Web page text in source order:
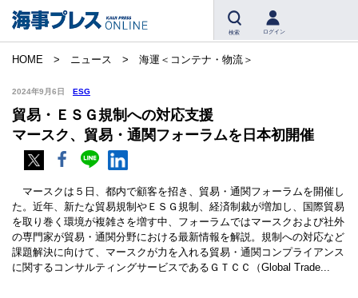
検索 ログイン
HOME ニュース 海運＜コンテナ・物流＞
2024年9月6日 ESG
貿易・ＥＳＧ規制への対応支援
マースク、貿易・通関フォーラムを日本初開催
マースクは５日、都内で顧客を招き、貿易・通関フォーラムを開催し
た。近年、新たな貿易規制やＥＳＧ規制、経済制裁が増加し、国際貿易
を取り巻く環境が複雑さを増す中、フォーラムではマースクおよび社外
の専門家が貿易・通関分野における最新情報を解説。規制への対応など
課題解決に向けて、マースクが力を入れる貿易・通関コンプライアンス
に関するコンサルティングサービスであるＧＴＣＣ（Global Trade...